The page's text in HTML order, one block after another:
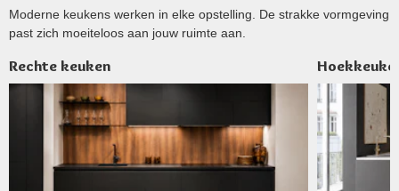
Moderne keukens werken in elke opstelling. De strakke vormgeving
past zich moeiteloos aan jouw ruimte aan.
Rechte keuken